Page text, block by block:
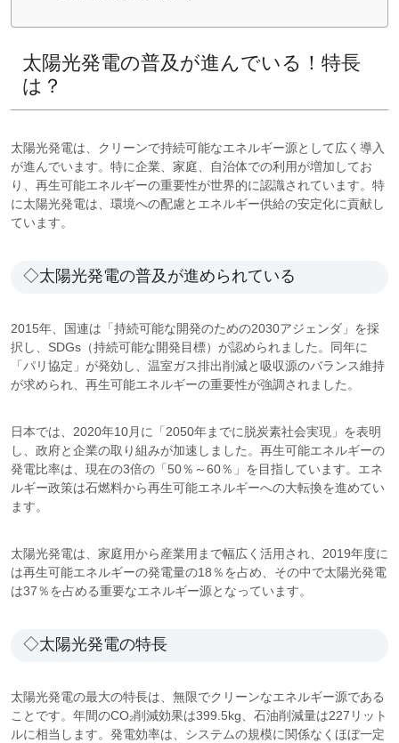
太陽光発電の普及が進んでいる！特長
は？
太陽光発電は、クリーンで持続可能なエネルギー源として広く導入
が進んでいます。特に企業、家庭、自治体での利用が増加してお
り、再生可能エネルギーの重要性が世界的に認識されています。特
に太陽光発電は、環境への配慮とエネルギー供給の安定化に貢献し
ています。
◇太陽光発電の普及が進められている
2015年、国連は「持続可能な開発のための2030アジェンダ」を採
択し、SDGs（持続可能な開発目標）が認められました。同年に
「パリ協定」が発効し、温室ガス排出削減と吸収源のバランス維持
が求められ、再生可能エネルギーの重要性が強調されました。
日本では、2020年10月に「2050年までに脱炭素社会実現」を表明
し、政府と企業の取り組みが加速しました。再生可能エネルギーの
発電比率は、現在の3倍の「50％～60％」を目指しています。エネ
ルギー政策は石燃料から再生可能エネルギーへの大転換を進めてい
ます。
太陽光発電は、家庭用から産業用まで幅広く活用され、2019年度に
は再生可能エネルギーの発電量の18％を占め、その中で太陽光発電
は37％を占める重要なエネルギー源となっています。
◇太陽光発電の特長
太陽光発電の最大の特長は、無限でクリーンなエネルギー源である
ことです。年間のCO₂削減効果は399.5kg、石油削減量は227リット
ルに相当します。発電効率は、システムの規模に関係なくほぼ一定